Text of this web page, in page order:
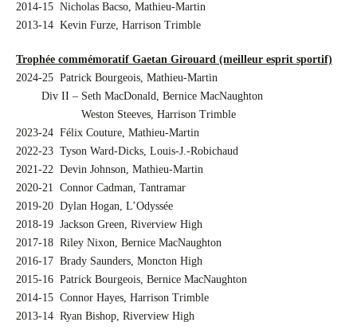
2014-15 Nicholas Bacso, Mathieu-Martin
2013-14 Kevin Furze, Harrison Trimble
Trophée commémoratif Gaetan Girouard (meilleur esprit sportif)
2024-25 Patrick Bourgeois, Mathieu-Martin
Div II – Seth MacDonald, Bernice MacNaughton
Weston Steeves, Harrison Trimble
2023-24 Félix Couture, Mathieu-Martin
2022-23 Tyson Ward-Dicks, Louis-J.-Robichaud
2021-22 Devin Johnson, Mathieu-Martin
2020-21 Connor Cadman, Tantramar
2019-20 Dylan Hogan, L’Odyssée
2018-19 Jackson Green, Riverview High
2017-18 Riley Nixon, Bernice MacNaughton
2016-17 Brady Saunders, Moncton High
2015-16 Patrick Bourgeois, Bernice MacNaughton
2014-15 Connor Hayes, Harrison Trimble
2013-14 Ryan Bishop, Riverview High